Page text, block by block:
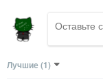
Лучшие (1)